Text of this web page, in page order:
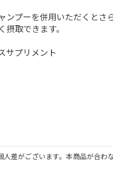
ンプーを併用いただくとさ
取できます。
サプリメント
差がございます。本商品が合わ